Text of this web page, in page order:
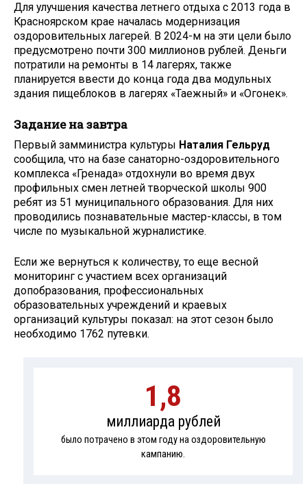
Для улучшения качества летнего отдыха с 2013 года в
Красноярском крае началась модернизация
оздоровительных лагерей. В 2024­-м на эти цели было
предусмотрено почти 300 миллионов рублей. Деньги
потратили на ремонты в 14 лагерях, также
планируется ввести до конца года два модульных
здания пищеблоков в лагерях «Таежный» и «Огонек».
Задание на завтра
Первый замминистра культуры Наталия Гельруд
сообщила, что на базе санаторно-­оздоровительного
комплекса «Гренада» отдохнули во время двух
профильных смен летней творческой школы 900
ребят из 51 муниципального образования. Для них
проводились познавательные мастер­-классы, в том
числе по музыкальной журналистике.
Если же вернуться к количеству, то еще весной
мониторинг с участием всех организаций
допобразования, профессиональных
образовательных учреждений и краевых
организаций культуры показал: на этот сезон было
необходимо 1762 путевки.
1,8
миллиарда рублей
было потрачено в этом году на оздоровительную
кампанию.